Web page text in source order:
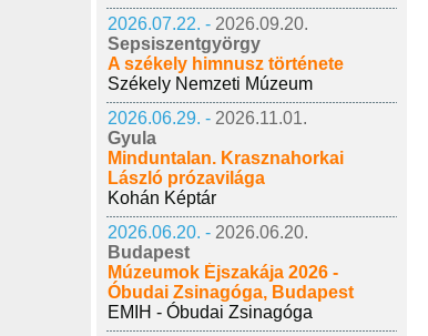
2026.07.22. - 2026.09.20.
Sepsiszentgyörgy
A székely himnusz története
Székely Nemzeti Múzeum
2026.06.29. - 2026.11.01.
Gyula
Minduntalan. Krasznahorkai
László prózavilága
Kohán Képtár
2026.06.20. - 2026.06.20.
Budapest
Múzeumok Éjszakája 2026 -
Óbudai Zsinagóga, Budapest
EMIH - Óbudai Zsinagóga